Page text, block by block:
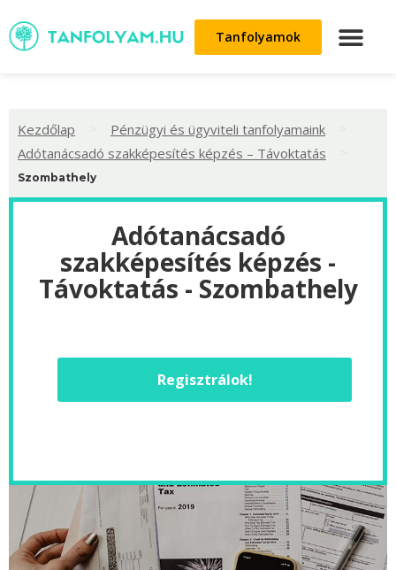
Tanfolyamok
Kezdőlap Pénzügyi és ügyviteli tanfolyamaink
Adótanácsadó szakképesítés képzés – Távoktatás
Szombathely
Adótanácsadó
szakképesítés képzés -
Távoktatás - Szombathely
Regisztrálok!